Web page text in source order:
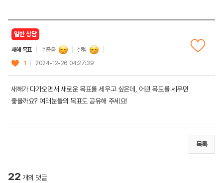
일반 상담
새해 목표 수줍음
설렘
1
2024-12-26 04:27:39
새해가 다가오면서 새로운 목표를 세우고 싶은데, 어떤 목표를 세우면
좋을까요? 여러분들의 목표도 공유해 주세요!
목록
22 개의 댓글